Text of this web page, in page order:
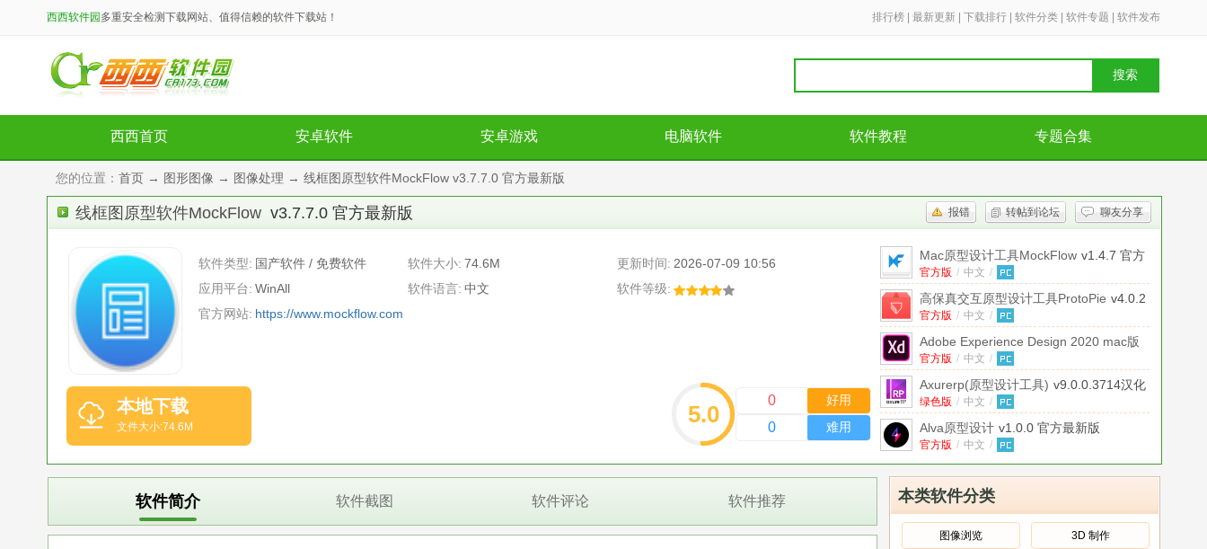
西西软件园 多重安全检测下载网站、值得信赖的软件下载站！ 排行榜 最新更新 下载排行 软件分类 软件专题 软件发布
搜索
西西首页 安卓软件 安卓游戏 电脑软件 软件教程 专题合集
您的位置： 首页 → 图形图像 → 图像处理 → 线框图原型软件MockFlow v3.7.7.0 官方最新版
线框图原型软件MockFlow v3.7.7.0 官方最新版 报错 转帖到论坛 聊友分享
软件类型: 国产软件 / 免费软件 软件大小: 74.6M 更新时间: 2026-07-09 10:56
应用平台: WinAll 软件语言: 中文
软件等级:
官方网站: https://www.mockflow.com
本地下载
文件大小:74.6M 5.0
0 好用
0 难用
Mac原型设计工具MockFlow v1.4.7 官方
版
官方版 / 中文 /
高保真交互原型设计工具ProtoPie v4.0.2
官方免费版
官方版 / 中文 /
Adobe Experience Design 2020 mac版
v22.0.12 官方版
官方版 / 中文 /
Axurerp(原型设计工具) v9.0.0.3714汉化
绿色版
绿色版 / 中文 /
Alva原型设计 v1.0.0 官方最新版
官方版 / 中文 /
中文 /
Framer Studio原型设计工具 v120 官方
最新版
官方版 / 中文
本类软件分类
图像浏览 3D 制作
软件简介 软件截图 软件评论 软件推荐